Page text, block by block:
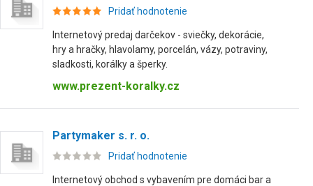
Pridať hodnotenie
Internetový predaj darčekov - sviečky, dekorácie,
hry a hračky, hlavolamy, porcelán, vázy, potraviny,
sladkosti, korálky a šperky.
www.prezent-koralky.cz
Partymaker s. r. o.
Pridať hodnotenie
Internetový obchod s vybavením pre domáci bar a